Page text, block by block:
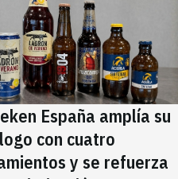
España amplía su
con cuatro
y se refuerza